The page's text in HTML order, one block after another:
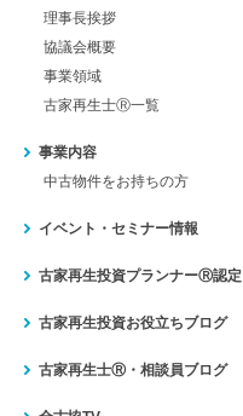
理事長挨拶
協議会概要
事業領域
古家再生士Ⓡ一覧
事業内容
中古物件をお持ちの方
イベント・セミナー情報
古家再生投資プランナーⓇ認定
古家再生投資お役立ちブログ
古家再生士Ⓡ・相談員ブログ